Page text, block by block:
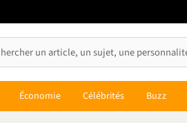
Économie Célébrités Buzz